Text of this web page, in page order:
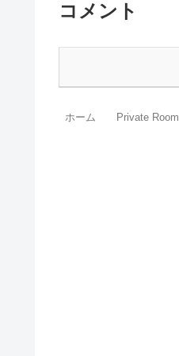
コメント
ホーム Private Room